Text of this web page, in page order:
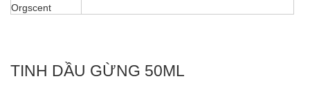
TINH DẦU GỪNG 50ML